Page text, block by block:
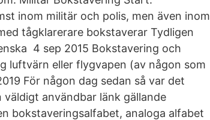
inom militär och polis, men även inom
tågklarerare bokstaverar Tydligen
4 sep 2015 Bokstavering och
luftvärn eller flygvapen (av någon som
För någon dag sedan så var det
väldigt användbar länk gällande
bokstaveringsalfabet, analoga alfabet